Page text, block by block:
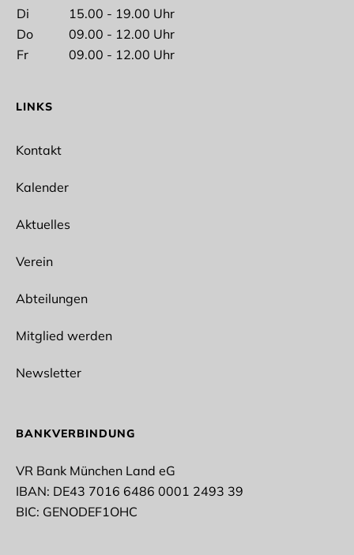
Nachname
Ich interessiere mich für folgende Abteilungen
Spikeball
Wun Hop Kuen Do
Outdoor
Rope Skipping
Stockschießen
* Pflichtfelder
Di
15.00 - 19.00 Uhr
Do
09.00 - 12.00 Uhr
Fr
09.00 - 12.00 Uhr
LINKS
Kontakt
Kalender
Aktuelles
Verein
Abteilungen
Mitglied werden
Newsletter
BANKVERBINDUNG
VR Bank München Land eG
IBAN: DE43 7016 6486 0001 2493 39
BIC: GENODEF1OHC